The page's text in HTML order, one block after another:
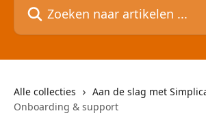
Alle collecties
Aan de slag met
Onboarding & support